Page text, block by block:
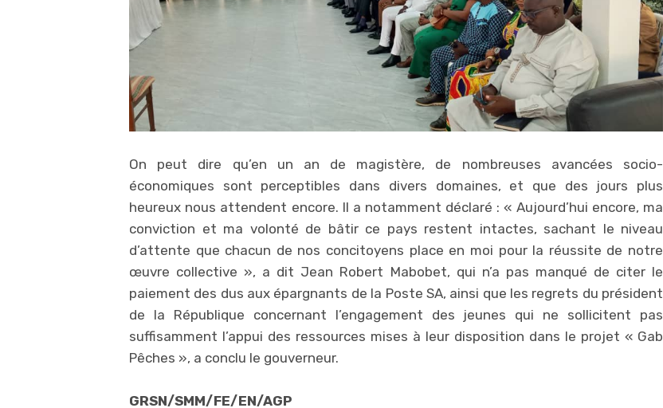
On peut dire qu’en un an de magistère, de nombreuses avancées socio-
économiques sont perceptibles dans divers domaines, et que des jours plus
heureux nous attendent encore. Il a notamment déclaré : « Aujourd’hui encore, ma
conviction et ma volonté de bâtir ce pays restent intactes, sachant le niveau
d’attente que chacun de nos concitoyens place en moi pour la réussite de notre
œuvre collective », a dit Jean Robert Mabobet, qui n’a pas manqué de citer le
paiement des dus aux épargnants de la Poste SA, ainsi que les regrets du président
de la République concernant l’engagement des jeunes qui ne sollicitent pas
suffisamment l’appui des ressources mises à leur disposition dans le projet « Gab
Pêches », a conclu le gouverneur.
GRSN/SMM/FE/EN/AGP